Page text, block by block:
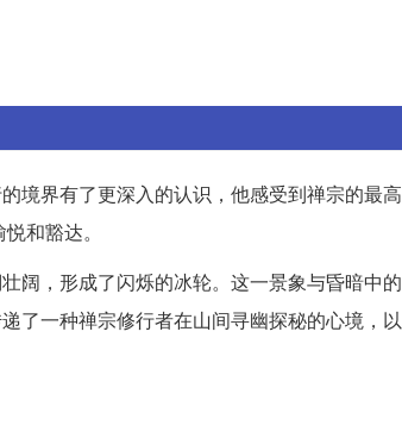
境界有了更深入的认识，他感受到禅宗的最高
和豁达。
阔，形成了闪烁的冰轮。这一景象与昏暗中的
了一种禅宗修行者在山间寻幽探秘的心境，以